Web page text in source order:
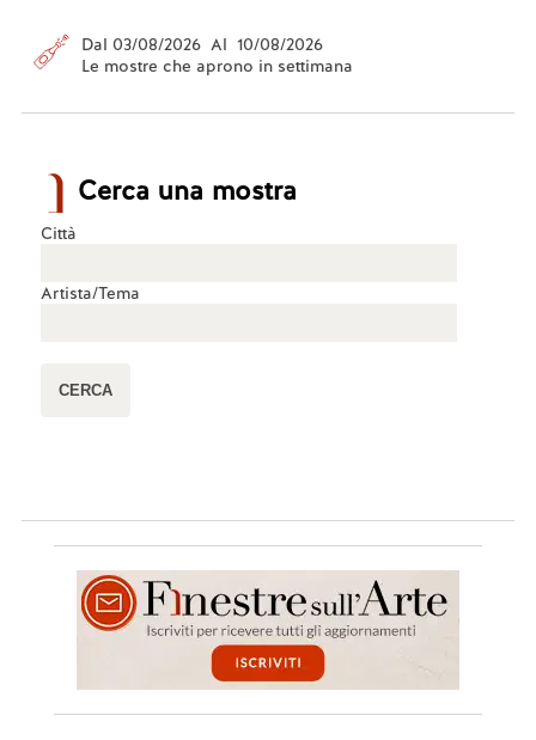
Dal 03/08/2026 Al 10/08/2026
Le mostre che aprono in settimana
Cerca una mostra
Città
Artista/Tema